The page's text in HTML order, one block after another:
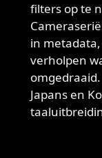
filters op te
in
verholpen
Japans en